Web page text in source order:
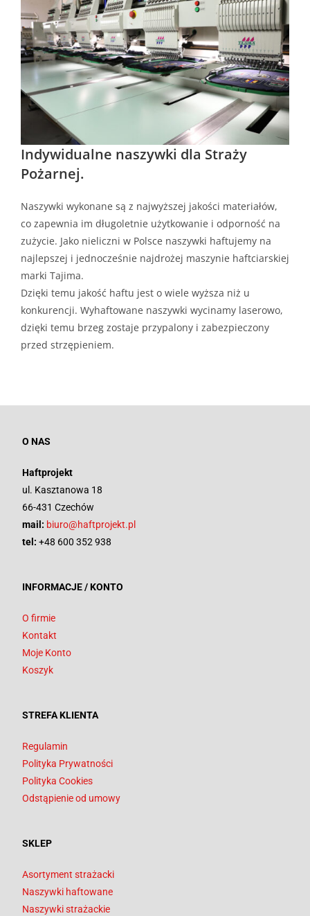
Indywidualne naszywki dla Straży
Pożarnej.
Naszywki wykonane są z najwyższej jakości materiałów,
co zapewnia im długoletnie użytkowanie i odporność na
zużycie. Jako nieliczni w Polsce naszywki haftujemy na
najlepszej i jednocześnie najdrożej maszynie haftciarskiej
marki Tajima.
Dzięki temu jakość haftu jest o wiele wyższa niż u
konkurencji. Wyhaftowane naszywki wycinamy laserowo,
dzięki temu brzeg zostaje przypalony i zabezpieczony
przed strzępieniem.
O NAS
Haftprojekt
ul. Kasztanowa 18
66-431 Czechów
mail: biuro@haftprojekt.pl
tel: +48 600 352 938
INFORMACJE / KONTO
O firmie
Kontakt
Moje Konto
Koszyk
STREFA KLIENTA
Regulamin
Polityka Prywatności
Polityka Cookies
Odstąpienie od umowy
SKLEP
Asortyment strażacki
Naszywki haftowane
Naszywki strażackie